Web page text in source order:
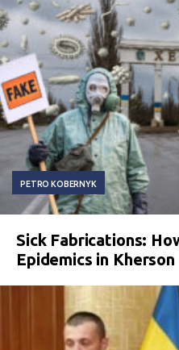
PETRO KOBERNYK
Sick Fabrications:
Epidemics in Kherson